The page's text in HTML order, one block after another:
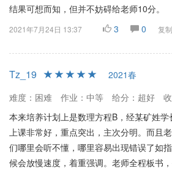
结果可想而知，但并不妨碍给老师10分。
2021年7月24日 13:37 3 0 复
Tz_19
2021春
难度：困难
作业：中等 给分：超好
本来培养计划上是数理方程B，经某矿姓
上课非常好，重点突出，主次分明。而且
们哪里会听不懂，哪里容易出现错误了如
候会放慢速度，着重强调。老师全程板书